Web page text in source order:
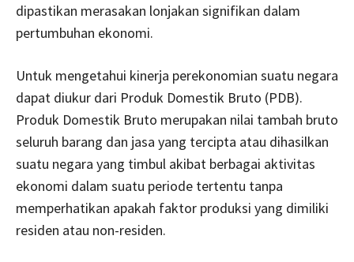
dipastikan merasakan lonjakan signifikan dalam
pertumbuhan ekonomi.
Untuk mengetahui kinerja perekonomian suatu negara
dapat diukur dari Produk Domestik Bruto (PDB).
Produk Domestik Bruto merupakan nilai tambah bruto
seluruh barang dan jasa yang tercipta atau dihasilkan
suatu negara yang timbul akibat berbagai aktivitas
ekonomi dalam suatu periode tertentu tanpa
memperhatikan apakah faktor produksi yang dimiliki
residen atau non-residen.